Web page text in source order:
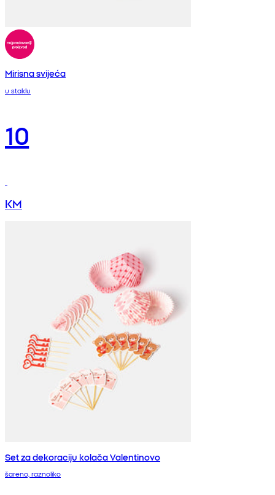
Mirisna svijeća
u staklu
10
KM
Set za dekoraciju kolača Valentinovo
šareno, raznoliko